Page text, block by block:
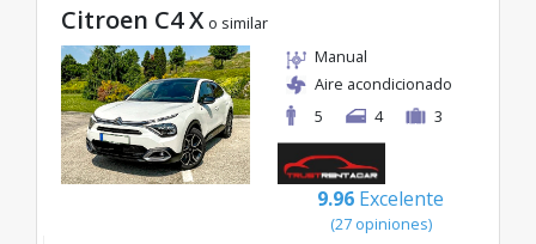
Citroen C4 X o similar
Manual
Aire acondicionado
5
4 3
9.96 Excelente
(27 opiniones)